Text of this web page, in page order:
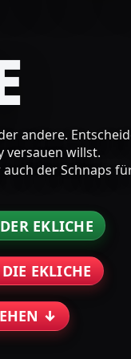
andere.
versauen willst.
der Schnaps
EKLICHE
EKLICHE
↓